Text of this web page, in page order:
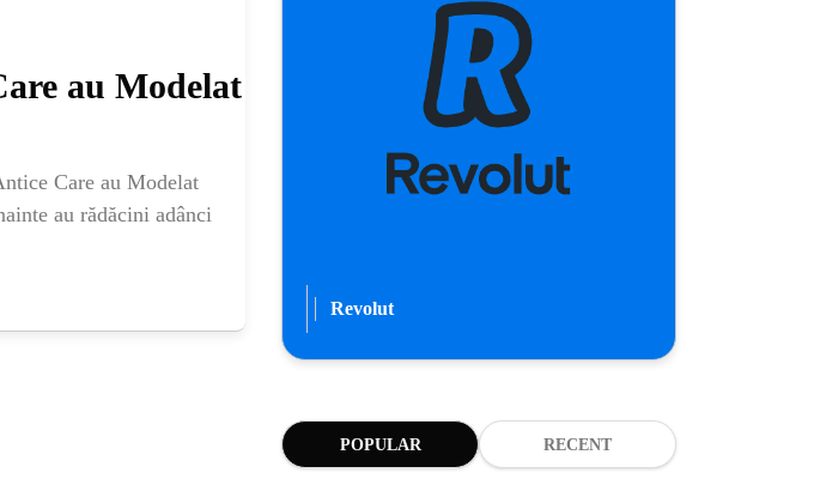
au Modelat
Care au Modelat
au rădăcini adânci
Revolut
POPULAR RECENT